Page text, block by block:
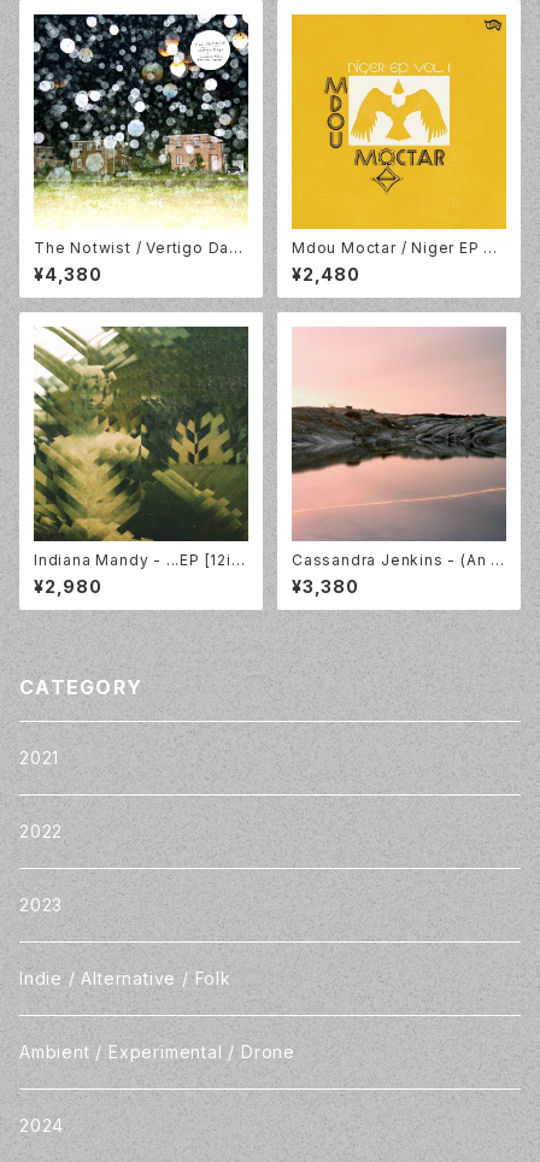
The Notwist / Vertigo Days
- Live from Alien Research
Center / LP / Morr Music /
MM194LP
¥4,380
Mdou Moctar / Niger EP Vo
l. 1 / Yellow Vinyl / Matador
/ OLE1913T
¥2,480
Indiana Mandy - ...EP [12in
ch]
¥2,980
Cassandra Jenkins - (An O
verview on) An Overview o
n Phenomenal Nature [LP]
¥3,380
CATEGORY
2021
2022
2023
Indie / Alternative / Folk
Ambient / Experimental / Drone
2024